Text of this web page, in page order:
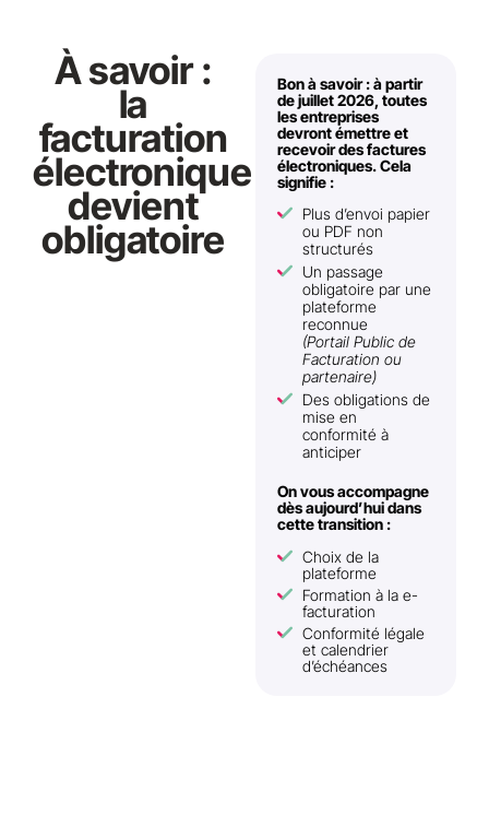
À savoir :
la
facturation
électronique
devient
obligatoire
Bon à savoir : à partir
de juillet 2026, toutes
les entreprises
devront émettre et
recevoir des factures
électroniques. Cela
signifie :
Plus d’envoi papier
ou PDF non
structurés
Un passage
obligatoire par une
plateforme
reconnue
(Portail Public de
Facturation ou
partenaire)
Des obligations de
mise en
conformité à
anticiper
On vous accompagne
dès aujourd’hui dans
cette transition :
Choix de la
plateforme
Formation à la e-
facturation
Conformité légale
et calendrier
d’échéances